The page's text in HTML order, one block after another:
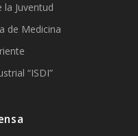
la Juventud
de Medicina
“ISDI”